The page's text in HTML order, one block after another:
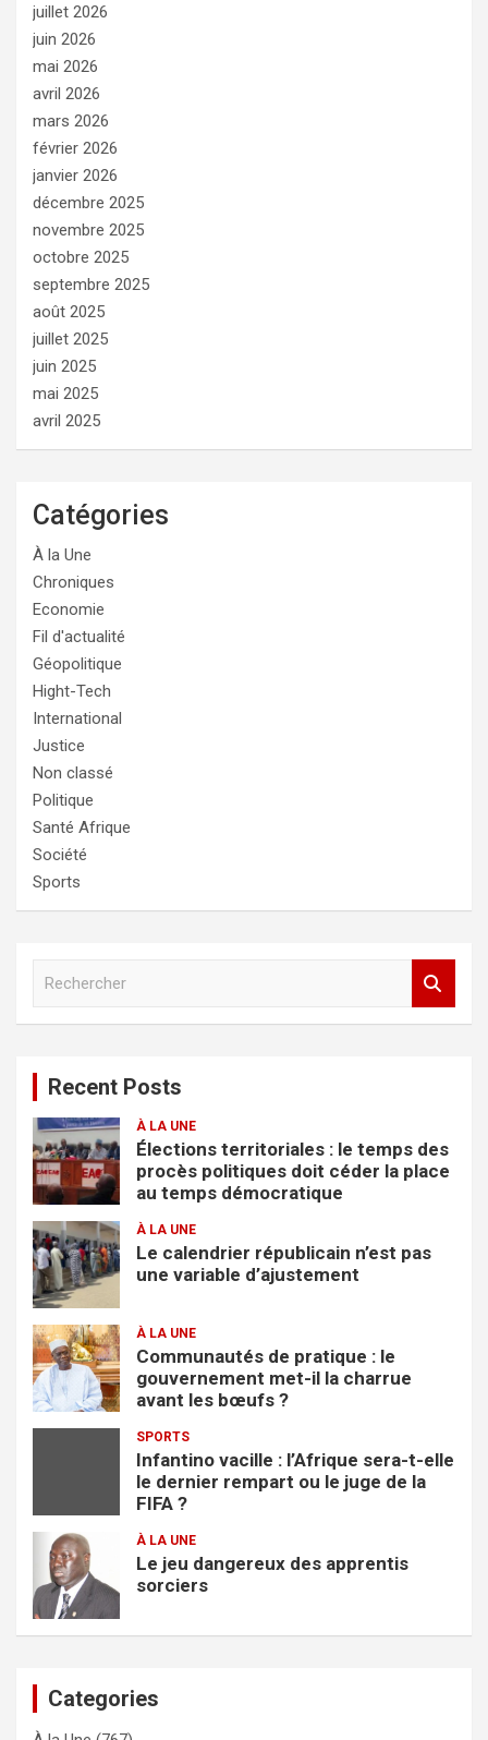
juillet 2026
juin 2026
mai 2026
avril 2026
mars 2026
février 2026
janvier 2026
décembre 2025
novembre 2025
octobre 2025
septembre 2025
août 2025
juillet 2025
juin 2025
mai 2025
avril 2025
Catégories
À la Une
Chroniques
Economie
Fil d'actualité
Géopolitique
Hight-Tech
International
Justice
Non classé
Politique
Santé Afrique
Société
Sports
c
h
e
r
Recent Posts
À LA UNE
Élections territoriales : le temps des
procès politiques doit céder la place
au temps démocratique
À LA UNE
Le calendrier républicain n’est pas
une variable d’ajustement
À LA UNE
Communautés de pratique : le
gouvernement met-il la charrue
avant les bœufs ?
SPORTS
Infantino vacille : l’Afrique sera-t-elle
le dernier rempart ou le juge de la
FIFA ?
À LA UNE
Le jeu dangereux des apprentis
sorciers
Categories